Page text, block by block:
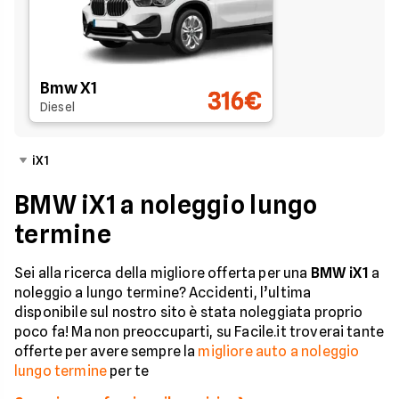
Bmw X1
Diesel 316€
iX1
BMW iX1 a noleggio lungo
termine
Sei alla ricerca della migliore offerta per una BMW iX1 a
noleggio a lungo termine? Accidenti, l’ultima
disponibile sul nostro sito è stata noleggiata proprio
poco fa! Ma non preoccuparti, su Facile.it troverai tante
offerte per avere sempre la migliore auto a noleggio
lungo termine per te